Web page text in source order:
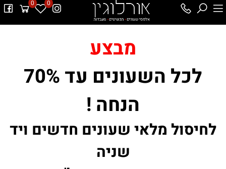
0 0
מבצע
לכל השעונים עד 70%
הנחה !
לחיסול מלאי שעונים חדשים ויד
שניה